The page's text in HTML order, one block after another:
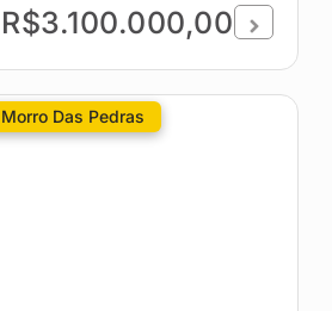
R$3.100.000,00
Morro Das Pedras